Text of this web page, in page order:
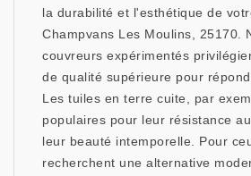
la durabilité et l'esthétique de
Champvans Les Moulins, 25170.
couvreurs expérimentés
de qualité supérieure pour
Les tuiles en terre cuite, par
populaires pour leur résistance
leur beauté intemporelle. Pour
recherchent une alternative